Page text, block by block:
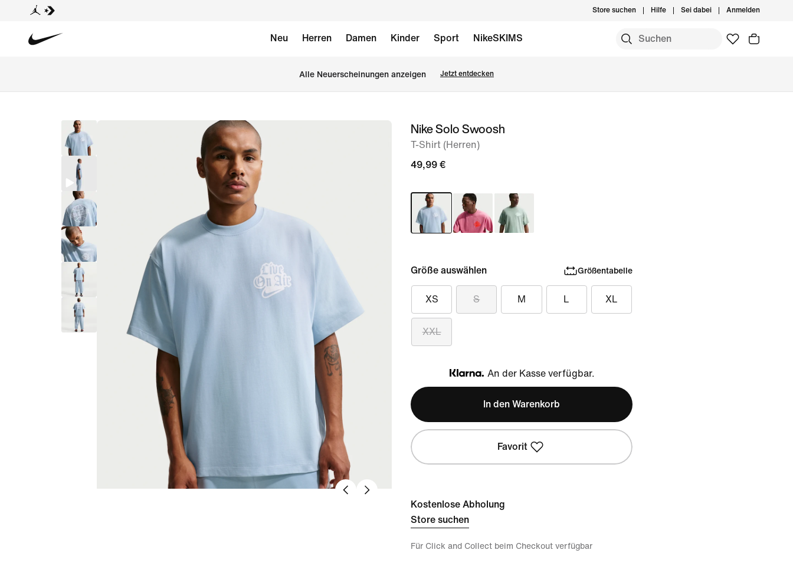
Store suchen Hilfe Sei dabei Anmelden
Neu Herren Damen Kinder Sport NikeSKIMS
Alle Neuerscheinungen anzeigen Jetzt entdecken
Bild 1Nike Solo Swoosh
T-Shirt (Herren)
49,99 €
Größe auswählen Größentabelle
XS S M L XL
XXL
Klarna
An der Kasse verfügbar.
In den Warenkorb
Favorit
Kostenlose Abholung
Store suchen
Für Click and Collect beim Checkout verfügbar